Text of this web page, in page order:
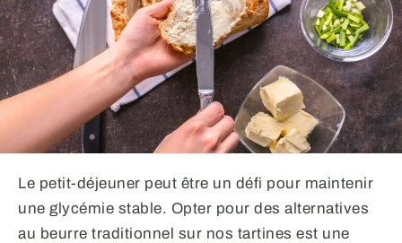
Le petit-déjeuner peut être un défi pour maintenir
une glycémie stable. Opter pour des alternatives
au beurre traditionnel sur nos tartines est une